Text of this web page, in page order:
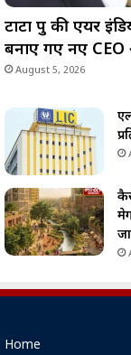
टाटा ग्रुप की एयर
बनाए गए नए
August 5, 2026
Home